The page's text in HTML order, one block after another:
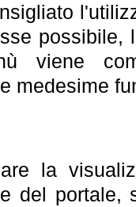
possibile,
viene
medesime
la
del portale,